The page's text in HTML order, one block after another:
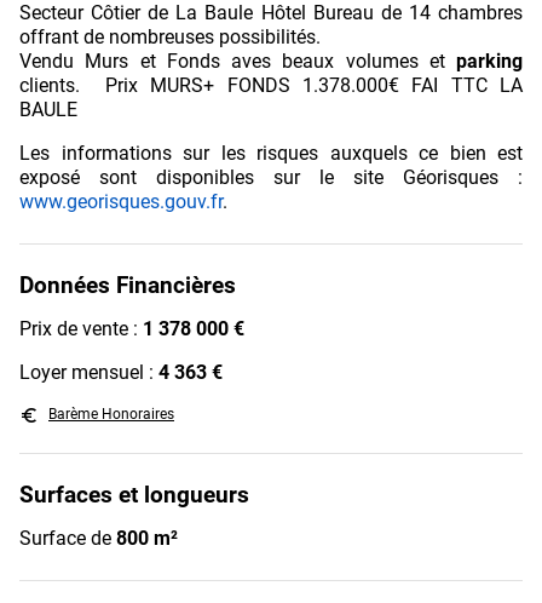
Secteur Côtier de La Baule Hôtel Bureau de 14 chambres
offrant de nombreuses possibilités.
Vendu Murs et Fonds aves beaux volumes et parking
clients. Prix MURS+ FONDS 1.378.000€ FAI TTC LA
BAULE
Les informations sur les risques auxquels ce bien est
exposé sont disponibles sur le site Géorisques :
www.georisques.gouv.fr.
Données Financières
Prix de vente : 1 378 000 €
Loyer mensuel : 4 363 €
euro_symbol Barème Honoraires
Surfaces et longueurs
Surface de 800 m²